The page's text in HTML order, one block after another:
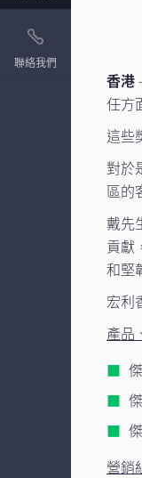
聯絡我們
香港
任方
這些
對於
區的
戴先
貢獻
和堅
宏利
產品
營銷